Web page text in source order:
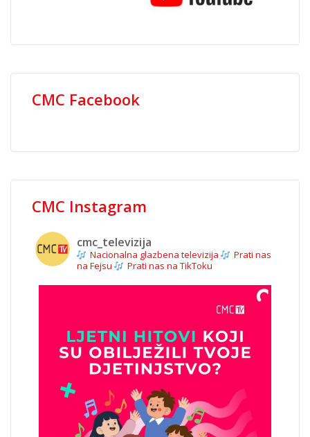
CMC Facebook
CMC Instagram
cmc_televizija
Nacionalna glazbena televizija
Prati nas
na Fejsu
Prati nas na TikToku